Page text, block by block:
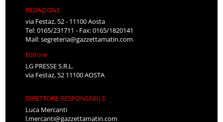
REDAZIONE
via Festaz, 52 - 11100 Aosta
Tel: 0165/231711 - Fax: 0165/1820141
Mail:segreteria@gazzettamatin.com
Editore
LG PRESSE S.R.L.
via Festaz, 52 11100 AOSTA
DIRETTORE RESPONSABILE
Luca Mercanti
l.mercanti@gazzettamatin.com